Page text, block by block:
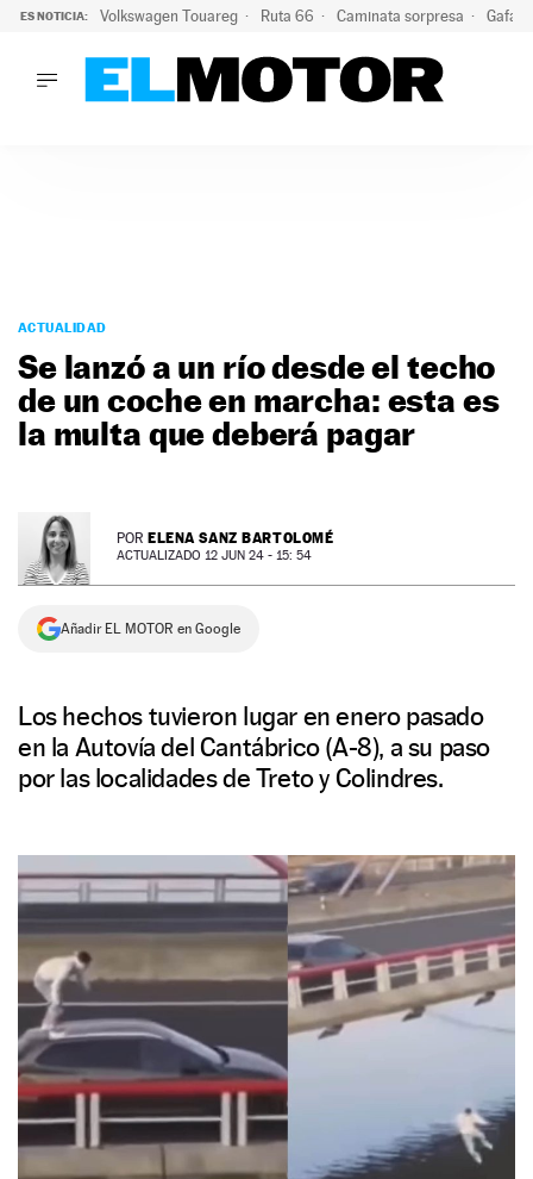
ES NOTICIA: Volkswagen Touareg Ruta 66 Caminata sorpresa Gafas
PODCAST
MOTOS
TECNOLOGÍA
SUPERCOCHES
SERVICIOS
NEWSLETTER
SÍGUENOS
ACTUALIDAD
Se lanzó a un río desde el techo
de un coche en marcha: esta es
la multa que deberá pagar
POR ELENA SANZ BARTOLOMÉ
ACTUALIZADO 12 JUN 24 - 15: 54
Añadir EL MOTOR en Google
Los hechos tuvieron lugar en enero pasado
en la Autovía del Cantábrico (A-8), a su paso
por las localidades de Treto y Colindres.